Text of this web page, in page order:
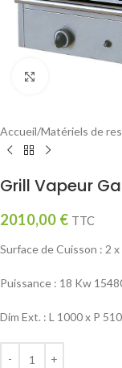
Accueil Matériels de
Grill Vapeur
2010,00 € TTC
Surface de Cuisson : 2 x
Puissance : 18 Kw
Dim Ext. : L 1000 x P